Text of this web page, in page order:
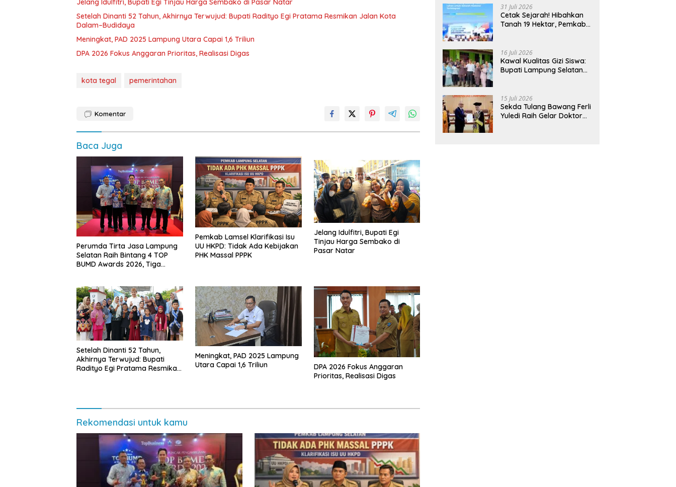
Jelang Idulfitri, Bupati Egi Tinjau Harga Sembako di Pasar Natar
Setelah Dinanti 52 Tahun, Akhirnya Terwujud: Bupati Radityo Egi Pratama Resmikan Jalan Kota
Dalam–Budidaya
Meningkat, PAD 2025 Lampung Utara Capai 1,6 Triliun
DPA 2026 Fokus Anggaran Prioritas, Realisasi Digas
kota tegal pemerintahan
Komentar
Baca Juga
Perumda Tirta Jasa Lampung
Selatan Raih Bintang 4 TOP
BUMD Awards 2026, Tiga
Pemkab Lamsel Klarifikasi Isu
UU HKPD: Tidak Ada Kebijakan
PHK Massal PPPK
Jelang Idulfitri, Bupati Egi
Tinjau Harga Sembako di
Pasar Natar
Setelah Dinanti 52 Tahun,
Akhirnya Terwujud: Bupati
Radityo Egi Pratama Resmikan
Meningkat, PAD 2025 Lampung
Utara Capai 1,6 Triliun
DPA 2026 Fokus Anggaran
Prioritas, Realisasi Digas
Rekomendasi untuk kamu
31 Juli 2026
Cetak Sejarah! Hibahkan
Tanah 19 Hektar, Pemkab
Terintegrasi Pertama di
Lampung
16 Juli 2026
Kawal Kualitas Gizi Siswa:
Bupati Lampung Selatan
Bergizi Gratis di Natar
15 Juli 2026
Sekda Tulang Bawang Ferli
Yuledi Raih Gelar Doktor